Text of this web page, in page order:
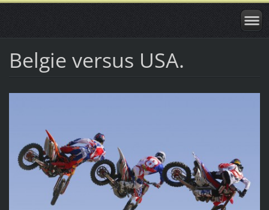
Belgie versus USA.